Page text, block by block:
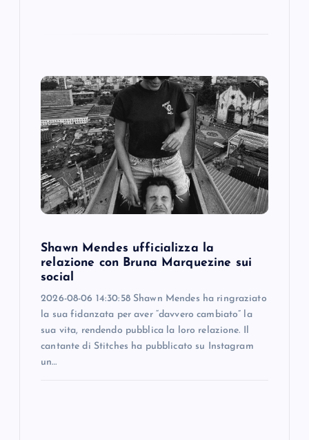
Shawn Mendes ufficializza la
relazione con Bruna Marquezine sui
social
2026-08-06 14:30:58 Shawn Mendes ha ringraziato
la sua fidanzata per aver “davvero cambiato” la
sua vita, rendendo pubblica la loro relazione. Il
cantante di Stitches ha pubblicato su Instagram
un…